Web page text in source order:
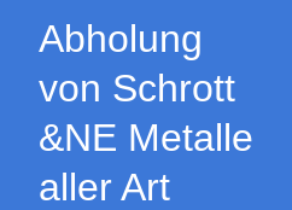
Abholung
von Schrott
&NE Metalle
aller Art